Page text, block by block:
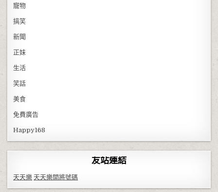
寵物
搞笑
新聞
正妹
生活
笑話
美食
免費廣告
Happy168
友站連結
天天樂 天天樂開將號碼